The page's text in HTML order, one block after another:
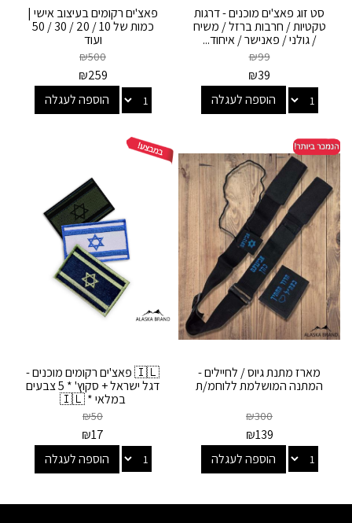
סט זוג פאצ'ים מוכנים - דרגות
טקטיות / חרבות ברזל / משיח
/ גולני / פאנישר / איחוד...
₪99
₪39
הוספה לעגלה
פאצ'ים רקומים בעיצוב אישי |
כמות של 10 / 20 / 30 / 50
ועוד
₪500
₪259
הוספה לעגלה
מארז מתנת גיוס / לחיילים -
המתנה המושלמת ללוחמ/ת
₪300
₪139
הוספה לעגלה
🇮🇱 פאצ'ים רקומים מוכנים -
דגל ישראל + סקוץ' * 5 צבעים
במלאי * 🇮🇱
₪50
₪17
הוספה לעגלה